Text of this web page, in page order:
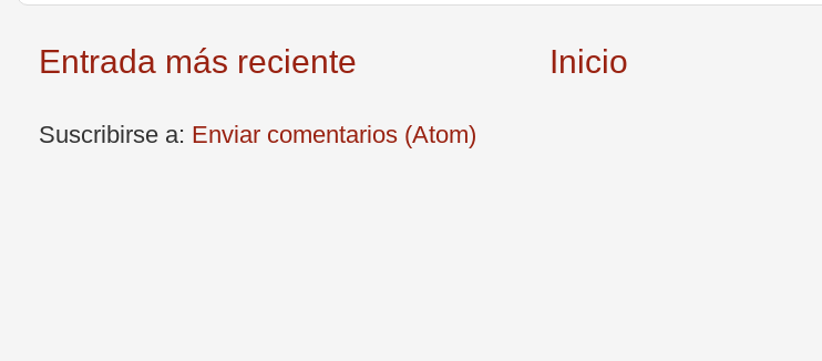
Entrada más reciente Inicio
Suscribirse a: Enviar comentarios (Atom)